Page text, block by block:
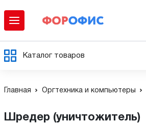
Каталог товаров
Главная Оргтехника и компьютеры
Шредер (уничтожитель)